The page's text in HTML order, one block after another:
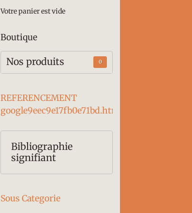
Votre panier est vide
Boutique
Nos produits 0
REFERENCEMENT
google9eec9e17fb0e71bd.htm
Bibliographie
signifiant
Sous Categorie